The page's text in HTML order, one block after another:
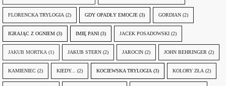
FLORENCKA TRYLOGIA (2) GDY OPADŁY EMOCJE (3) GORDIAN (2)
IGRAJĄC Z OGNIEM (3) IMIĘ PANI (3) JACEK POSADOWSKI (2)
JAKUB MORTKA (1) JAKUB STERN (2) JAROCIN (2) JOHN BEHRINGER (2)
KAMIENIEC (2) KIEDY... (2) KOCIEWSKA TRYLOGIA (3) KOLORY ZŁA (2)